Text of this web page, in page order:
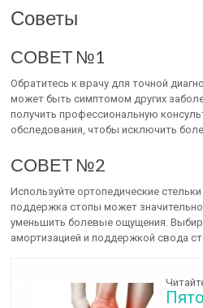
Советы
СОВЕТ №1
Обратитесь к врачу для точной
может быть симптомом других
получить профессиональную
обследования, чтобы исключить
СОВЕТ №2
Используйте ортопедические
поддержка стопы может значительно
уменьшить болевые ощущения.
амортизацией и поддержкой свода